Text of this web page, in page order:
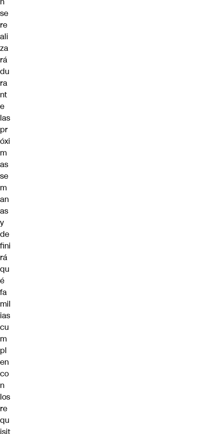
se
re
ali
za
rá
du
ra
nt
e
las
pr
óxi
m
as
se
m
an
as
y
de
fini
rá
qu
é
fa
mil
ias
cu
m
pl
en
co
n
los
re
qu